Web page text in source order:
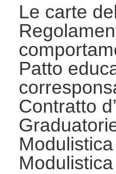
Le carte
Patto
Contratto